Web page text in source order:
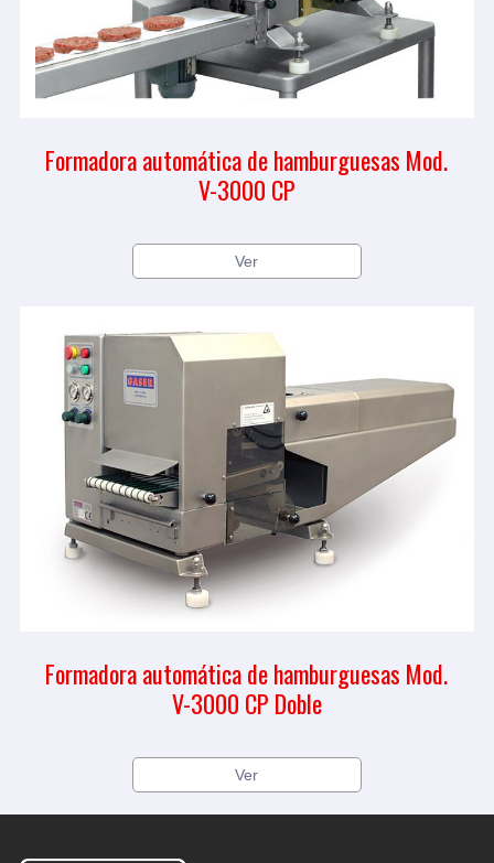
Formadora automática de hamburguesas Mod.
V-3000 CP
Ver
Formadora automática de hamburguesas Mod.
V-3000 CP Doble
Ver